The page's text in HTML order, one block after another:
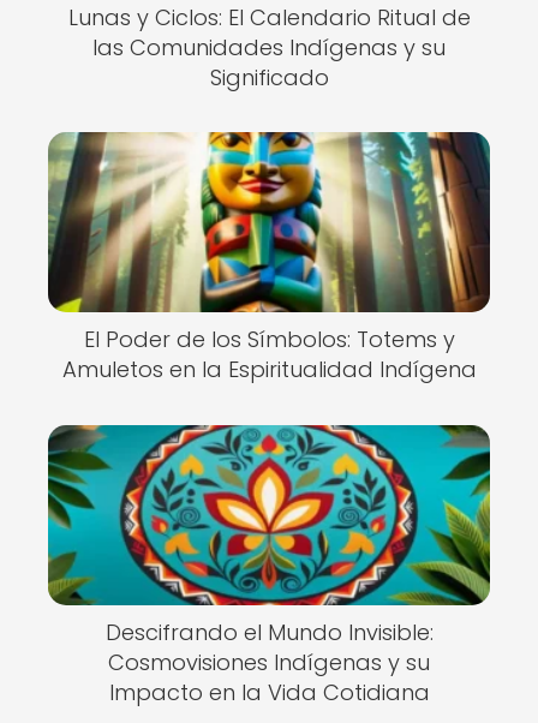
Lunas y Ciclos: El Calendario Ritual de
las Comunidades Indígenas y su
Significado
El Poder de los Símbolos: Totems y
Amuletos en la Espiritualidad Indígena
Descifrando el Mundo Invisible:
Cosmovisiones Indígenas y su
Impacto en la Vida Cotidiana